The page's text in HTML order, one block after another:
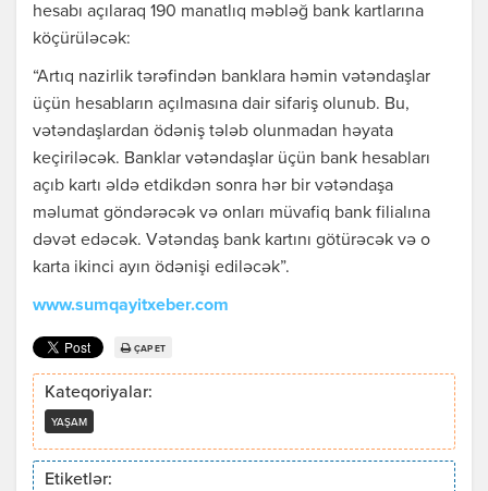
hesabı açılaraq 190 manatlıq məbləğ bank kartlarına
köçürüləcək:
“Artıq nazirlik tərəfindən banklara həmin vətəndaşlar
üçün hesabların açılmasına dair sifariş olunub. Bu,
vətəndaşlardan ödəniş tələb olunmadan həyata
keçiriləcək. Banklar vətəndaşlar üçün bank hesabları
açıb kartı əldə etdikdən sonra hər bir vətəndaşa
məlumat göndərəcək və onları müvafiq bank filialına
dəvət edəcək. Vətəndaş bank kartını götürəcək və o
karta ikinci ayın ödənişi ediləcək”.
www.sumqayitxeber.com
ÇAP ET
Kateqoriyalar:
YAŞAM
Etiketlər: